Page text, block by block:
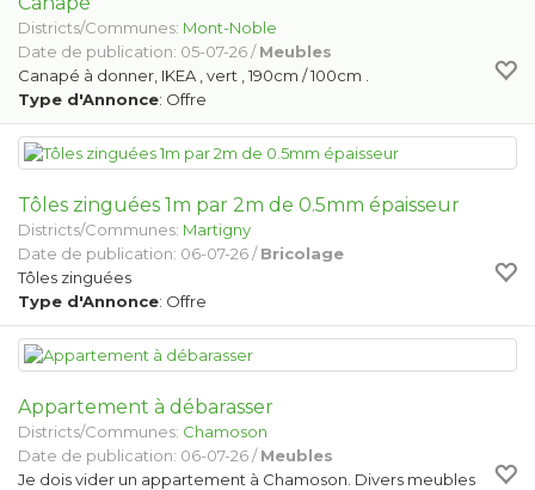
Districts/Communes: Mont-Noble
Date de publication: 05-07-26 /Meubles
Canapé à donner, IKEA , vert , 190cm / 100cm .
Type d'Annonce: Offre
Tôles zinguées 1m par 2m de 0.5mm épaisseur
Districts/Communes: Martigny
Date de publication: 06-07-26 /Bricolage
Tôles zinguées
Type d'Annonce: Offre
Appartement à débarasser
Districts/Communes: Chamoson
Date de publication: 06-07-26 /Meubles
Je dois vider un appartement à Chamoson. Divers meubles